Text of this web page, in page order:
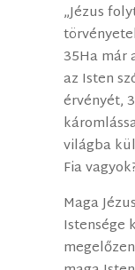
„Jézus
35Ha már
az Isten
érvényét,
világba
Fia
Maga
Istensége